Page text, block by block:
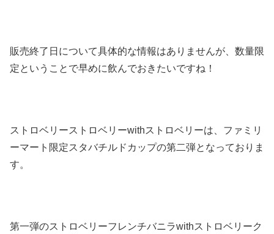
販売終了日について具体的な情報はありませんが、数量限
定ということで早めに飲んでおきたいですね！
ストロベリーストロベリーwithストロベリーは、ファミリ
ーマート限定スタバチルドカップの第二弾となっておりま
す。
第一弾のストロベリーフレンチバニラwithストロベリーク